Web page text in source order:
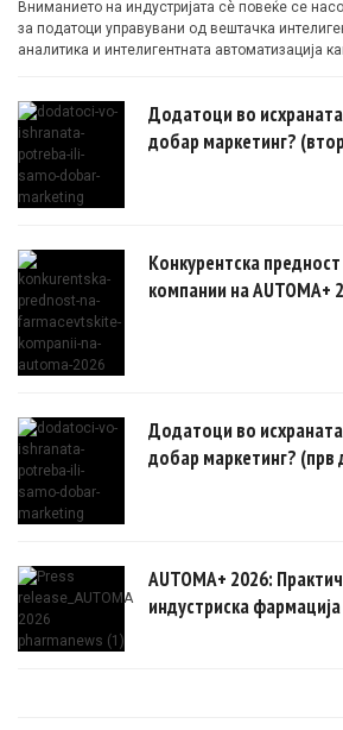
Вниманието на индустријата сè повеќе се
за податоци управувани од вештачка
аналитика и интелигентната автоматизација
Додатоци во
добар маркетинг?
Конкурентска
компании на AUTOMA+
Додатоци во
добар маркетинг? (прв
AUTOMA+ 2026:
индустриска фармација